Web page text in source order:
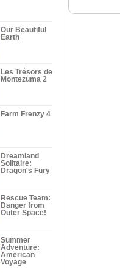
Our Beautiful
Earth
Les Trésors de
Montezuma 2
Farm Frenzy 4
Dreamland
Solitaire:
Dragon's Fury
Rescue Team:
Danger from
Outer Space!
Summer
Adventure:
American
Voyage